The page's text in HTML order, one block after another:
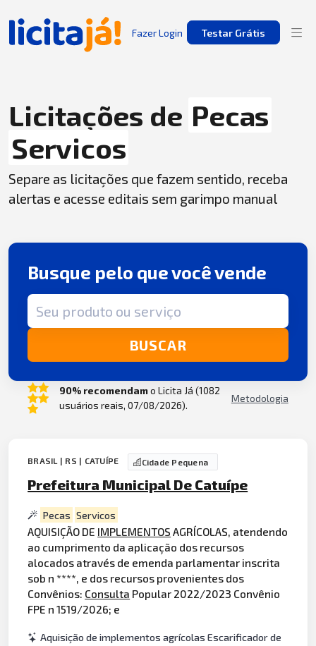
Fazer Login Testar Grátis
Licitações de Pecas
Servicos
Separe as licitações que fazem sentido, receba
alertas e acesse editais sem garimpo manual
Busque pelo que você vende
Termo de busca
BUSCAR
90% recomendamo Licita Já (1082
usuários reais, 07/08/2026).
Metodologia
BRASIL | RS | CATUÍPE Cidade Pequena
Prefeitura Municipal De Catuípe
Pecas Servicos
AQUISIÇÃO DE IMPLEMENTOS AGRÍCOLAS, atendendo
ao cumprimento da aplicação dos recursos
alocados através de emenda parlamentar inscrita
sob n ****, e dos recursos provenientes dos
Convênios: Consulta Popular 2022/2023 Convênio
FPE n 1519/2026; e
Aquisição de implementos agrícolas Escarificador de